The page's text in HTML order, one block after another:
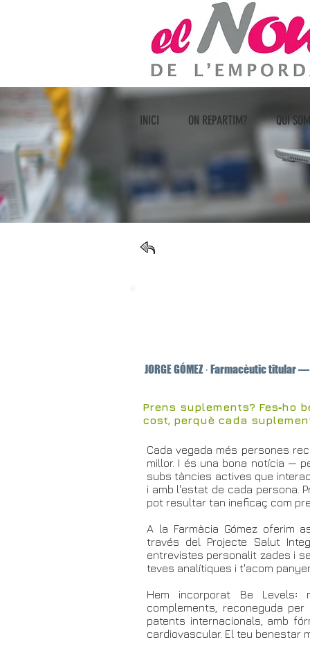
INICI
INICI ON REPARTIM? QUI SOM
JORGE GÓMEZ · Farmacèutic titular
Prens suplements? Fes‑ho
cost, perquè cada
Cada vegada més persones
millor. I és una bona notícia —
subs tàncies actives que
i amb l'estat de cada persona.
pot resultar tan ineficaç com
A la Farmàcia Gómez oferim
través del Projecte Salut
entrevistes personalit zades i
teves analítiques i t'acom
Hem incorporat Be
complements, reconeguda
patents internacionals, amb
cardiovascular. El teu benestar